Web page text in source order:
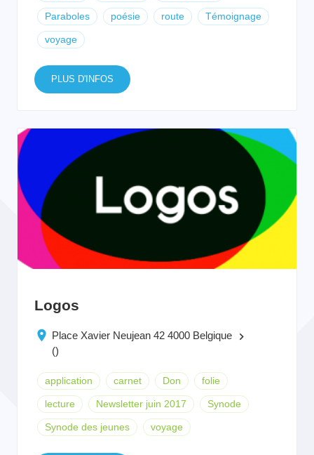
Paraboles poésie route Témoignage
voyage
PLUS D'INFOS
Logos
Place Xavier Neujean 42 4000 Belgique keyboard_arrow_right
()
application carnet Don folie
lecture Newsletter juin 2017 Synode
Synode des jeunes voyage